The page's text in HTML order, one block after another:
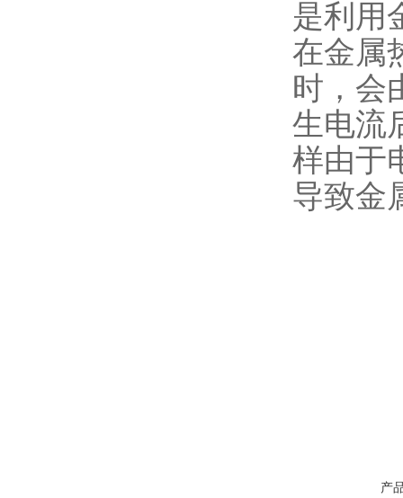
是利用
在金属
时，会
生电流
样由于
导致金
产